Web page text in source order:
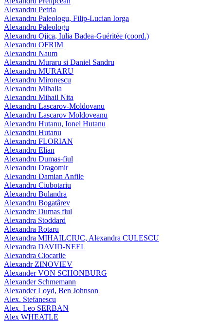
Alexandru Petria
Alexandru Paleologu, Filip-Lucian Iorga
Alexandru Paleologu
Alexandru Ojica, Iulia Badea-Guéritée (coord.)
Alexandru OFRIM
Alexandru Naum
Alexandru Muraru si Daniel Sandru
Alexandru MURARU
Alexandru Mironescu
Alexandru Mihaila
Alexandru Mihail Nita
Alexandru Lascarov-Moldovanu
Alexandru Lascarov Moldoveanu
Alexandru Hutanu, Ionel Hutanu
Alexandru Hutanu
Alexandru FLORIAN
Alexandru Elian
Alexandru Dumas-fiul
Alexandru Dragomir
Alexandru Damian Anfile
Alexandru Ciubotariu
Alexandru Bulandra
Alexandru Bogatârev
Alexandre Dumas fiul
Alexandra Stoddard
Alexandra Rotaru
Alexandra MIHAILCIUC, Alexandra CULESCU
Alexandra DAVID-NEEL
Alexandra Ciocarlie
Alexandr ZINOVIEV
Alexander VON SCHONBURG
Alexander Schmemann
Alexander Loyd, Ben Johnson
Alex. Stefanescu
Alex. Leo SERBAN
Alex WHEATLE